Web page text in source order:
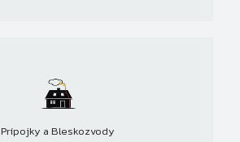
Prípojky a Bleskozvody